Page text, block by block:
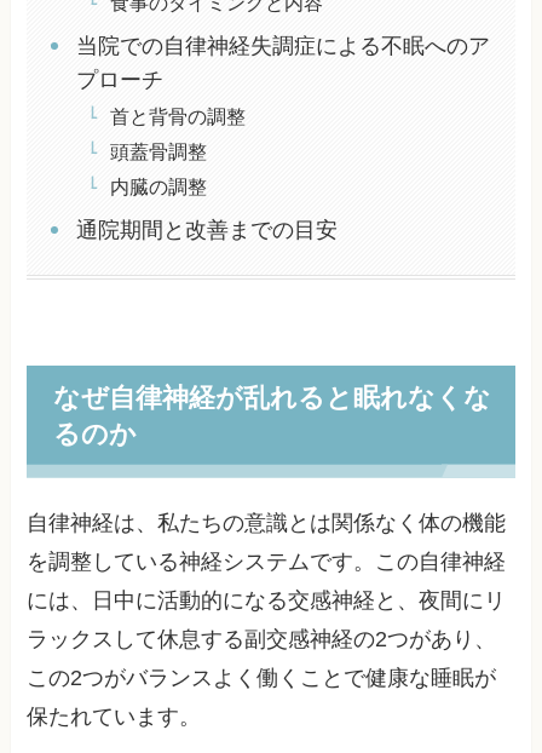
当院での自律神経失調症による不眠へのア
プローチ
首と背骨の調整
頭蓋骨調整
内臓の調整
通院期間と改善までの目安
なぜ自律神経が乱れると眠れなくな
るのか
自律神経は、私たちの意識とは関係なく体の機能
を調整している神経システムです。この自律神経
には、日中に活動的になる交感神経と、夜間にリ
ラックスして休息する副交感神経の2つがあり、
この2つがバランスよく働くことで健康な睡眠が
保たれています。